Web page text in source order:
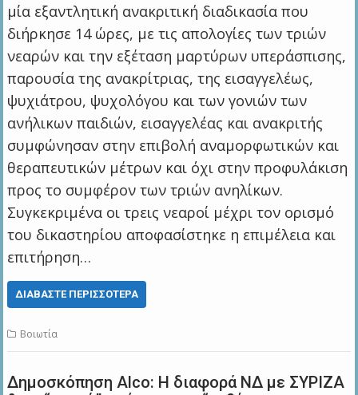
μία εξαντλητική ανακριτική διαδικασία που
διήρκησε 14 ώρες, με τις απολογίες των τριών
νεαρών και την εξέταση μαρτύρων υπεράσπισης,
παρουσία της ανακρίτριας, της εισαγγελέως,
ψυχιάτρου, ψυχολόγου και των γονιών των
ανήλικων παιδιών, εισαγγελέας και ανακριτής
συμφώνησαν στην επιβολή αναμορφωτικών και
θεραπευτικών μέτρων και όχι στην προφυλάκιση
προς το συμφέρον των τριών ανηλίκων.
Συγκεκριμένα οι τρεις νεαροί μέχρι τον ορισμό
του δικαστηρίου αποφασίστηκε η επιμέλεια και
επιτήρηση…
ΔΙΑΒΆΣΤΕ ΠΕΡΙΣΣΌΤΕΡΑ
Βοιωτία
Δημοσκόπηση Alco: Η διαφορά ΝΔ με ΣΥΡΙΖΑ